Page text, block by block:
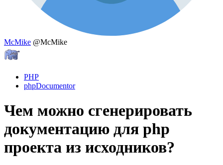
McMike @McMike
PHP
phpDocumentor
Чем можно сгенерировать
документацию для php
проекта из исходников?